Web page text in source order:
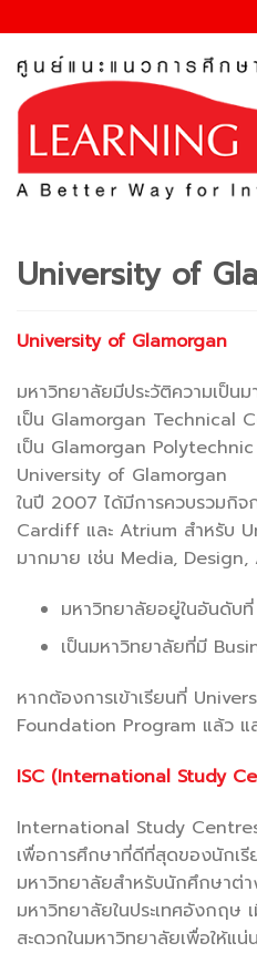
to
content
University of
University of Glamorgan
มหาวิทยาลัยมีประวัติความเป็
เป็น Glamorgan Technical
เป็น Glamorgan
University of Glamorgan
ในปี 2007 ได้มีการควบรวมกิจ
Cardiff และ Atrium สำหรับ
มากมาย เช่น Media,
มหาวิทยาลัยอยู่ในอันดับ
เป็นมหาวิทยาลัยที่มี
หากต้องการเข้าเรียนที่
Foundation Program แล้ว แ
ISC (International Study
International Study
เพื่อการศึกษาที่ดีที่สุดของนักเ
มหาวิทยาลัยสำหรับนักศึกษาต่า
มหาวิทยาลัยในประเทศอังกฤษ
สะดวกในมหาวิทยาลัยเพื่อให้แ